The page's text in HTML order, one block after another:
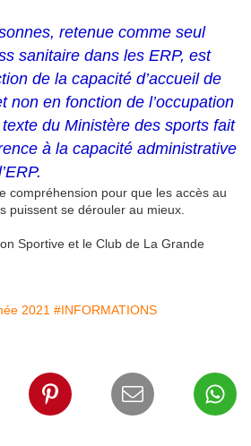
retenue comme seul
sanitaire dans les ERP, est
de la capacité d’accueil de
non en fonction de l’occupation
du Ministère des sports fait
à la capacité administrative
compréhension pour que les accès au
puissent se dérouler au mieux.
Sportive et le Club de La Grande
2021 #INFORMATIONS